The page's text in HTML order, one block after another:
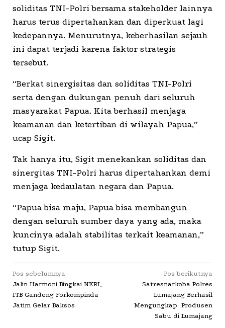
soliditas TNI-Polri bersama stakeholder lainnya
harus terus dipertahankan dan diperkuat lagi
kedepannya. Menurutnya, keberhasilan sejauh
ini dapat terjadi karena faktor strategis
tersebut.
“Berkat sinergisitas dan soliditas TNI-Polri
serta dengan dukungan penuh dari seluruh
masyarakat Papua. Kita berhasil menjaga
keamanan dan ketertiban di wilayah Papua,”
ucap Sigit.
Tak hanya itu, Sigit menekankan soliditas dan
sinergitas TNI-Polri harus dipertahankan demi
menjaga kedaulatan negara dan Papua.
“Papua bisa maju, Papua bisa membangun
dengan seluruh sumber daya yang ada, maka
kuncinya adalah stabilitas terkait keamanan,”
tutup Sigit.
Navigasi
pos
Pos sebelumnya
Jalin Harmoni Bingkai NKRI,
ITB Gandeng Forkompinda
Jatim Gelar Baksos
Pos berikutnya
Satresnarkoba Polres
Lumajang Berhasil
Mengungkap Produsen
Sabu di Lumajang